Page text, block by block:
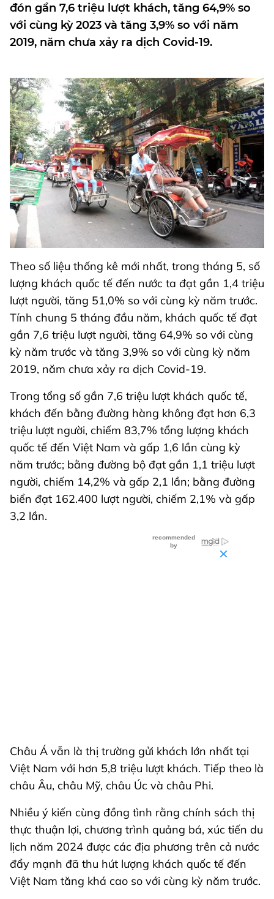
đón gần 7,6 triệu lượt khách, tăng 64,9% so
với cùng kỳ 2023 và tăng 3,9% so với năm
2019, năm chưa xảy ra dịch Covid-19.
Theo số liệu thống kê mới nhất, trong tháng 5, số
lượng khách quốc tế đến nước ta đạt gần 1,4 triệu
lượt người, tăng 51,0% so với cùng kỳ năm trước.
Tính chung 5 tháng đầu năm, khách quốc tế đạt
gần 7,6 triệu lượt người, tăng 64,9% so với cùng
kỳ năm trước và tăng 3,9% so với cùng kỳ năm
2019, năm chưa xảy ra dịch Covid-19.
Trong tổng số gần 7,6 triệu lượt khách quốc tế,
khách đến bằng đường hàng không đạt hơn 6,3
triệu lượt người, chiếm 83,7% tổng lượng khách
quốc tế đến Việt Nam và gấp 1,6 lần cùng kỳ
năm trước; bằng đường bộ đạt gần 1,1 triệu lượt
người, chiếm 14,2% và gấp 2,1 lần; bằng đường
biển đạt 162.400 lượt người, chiếm 2,1% và gấp
3,2 lần.
Châu Á vẫn là thị trường gửi khách lớn nhất tại
Việt Nam với hơn 5,8 triệu lượt khách. Tiếp theo là
châu Âu, châu Mỹ, châu Úc và châu Phi.
Nhiều ý kiến cùng đồng tình rằng chính sách thị
thực thuận lợi, chương trình quảng bá, xúc tiến du
lịch năm 2024 được các địa phương trên cả nước
đẩy mạnh đã thu hút lượng khách quốc tế đến
Việt Nam tăng khá cao so với cùng kỳ năm trước.